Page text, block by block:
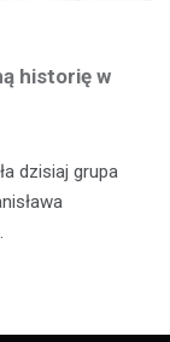
historię w
dzisiaj grupa